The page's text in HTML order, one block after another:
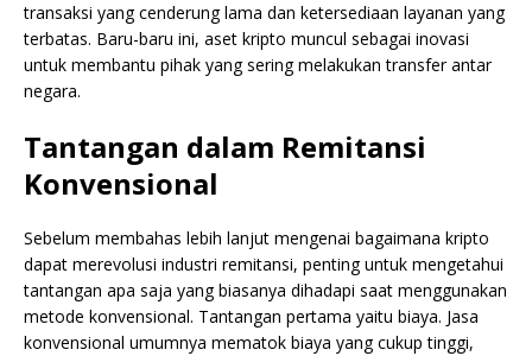
transaksi yang cenderung lama dan ketersediaan layanan yang
terbatas. Baru-baru ini, aset kripto muncul sebagai inovasi
untuk membantu pihak yang sering melakukan transfer antar
negara.
Tantangan dalam Remitansi
Konvensional
Sebelum membahas lebih lanjut mengenai bagaimana kripto
dapat merevolusi industri remitansi, penting untuk mengetahui
tantangan apa saja yang biasanya dihadapi saat menggunakan
metode konvensional. Tantangan pertama yaitu biaya. Jasa
konvensional umumnya mematok biaya yang cukup tinggi,